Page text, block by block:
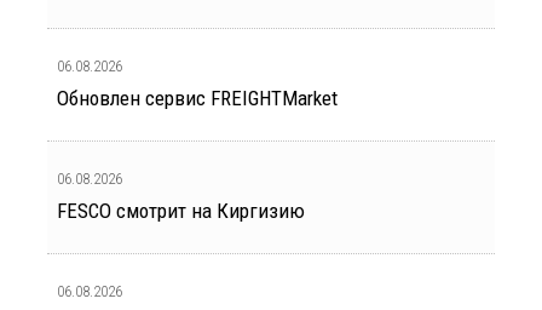
06.08.2026
Обновлен сервис FREIGHTMarket
06.08.2026
FESCO смотрит на Киргизию
06.08.2026